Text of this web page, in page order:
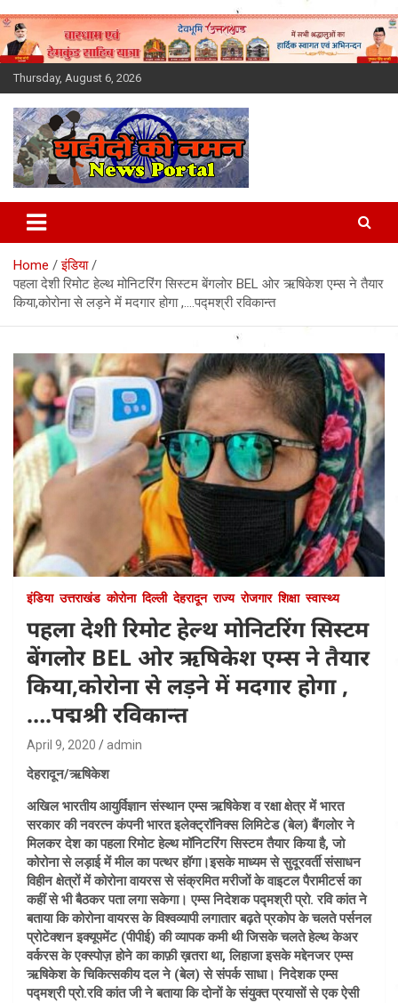
Skip
to
content
Thursday, August 6, 2026
Latest News Today, Breaking
News, Uttarakhand News in
Hindi
Home
इंडिया
पहला देशी रिमोट हेल्थ मोनिटरिंग सिस्टम बेंगलोर BEL ओर ऋषिकेश एम्स ने तैयार
किया,कोरोना से लड़ने में मदगार होगा ,….पद्मश्री रविकान्त
इंडिया उत्तराखंड कोरोना दिल्ली देहरादून राज्य रोजगार शिक्षा स्वास्थ्य
पहला देशी रिमोट हेल्थ मोनिटरिंग सिस्टम
बेंगलोर BEL ओर ऋषिकेश एम्स ने तैयार
किया,कोरोना से लड़ने में मदगार होगा ,
….पद्मश्री रविकान्त
April 9, 2020 admin
देहरादून/ऋषिकेश
अखिल भारतीय आयुर्विज्ञान संस्थान एम्स ऋषिकेश व रक्षा क्षेत्र में भारत
सरकार की नवरत्न कंपनी भारत इलेक्ट्रॉनिक्स लिमिटेड (बेल) बैंगलोर ने
मिलकर देश का पहला रिमोट हेल्थ मॉनिटरिंग सिस्टम तैयार किया है, जो
कोरोना से लड़ाई में मील का पत्थर हॉगा।इसके माध्यम से सुदूरवर्ती संसाधन
विहीन क्षेत्रों में कोरोना वायरस से संक्रमित मरीजों के वाइटल पैरामीटर्स का
कहीं से भी बैठकर पता लगा सकेगा। एम्स निदेशक पद्मश्री प्रो. रवि कांत ने
बताया कि कोरोना वायरस के विश्वव्यापी लगातार बढ़ते प्रकोप के चलते पर्सनल
प्रोटेक्शन इक्यूपमेंट (पीपीई) की व्यापक कमी थी जिसके चलते हेल्थ केअर
वर्करस के एक्स्पोज़ होने का काफ़ी ख़तरा था, लिहाजा इसके मद्देनजर एम्स
ऋषिकेश के चिकित्सकीय दल ने (बेल) से संपर्क साधा। निदेशक एम्स
पद्मश्री प्रो.रवि कांत जी ने बताया कि दोनों के संयुक्त प्रयासों से एक ऐसी